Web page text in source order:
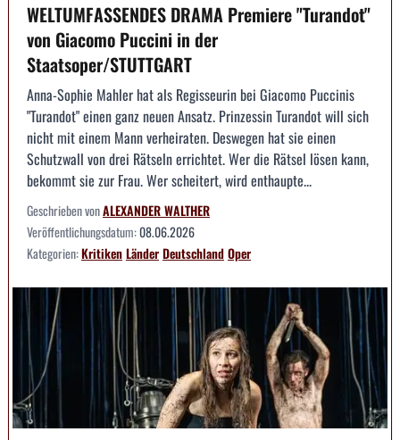
WELTUMFASSENDES DRAMA Premiere "Turandot"
von Giacomo Puccini in der
Staatsoper/STUTTGART
Anna-Sophie Mahler hat als Regisseurin bei Giacomo Puccinis
"Turandot" einen ganz neuen Ansatz. Prinzessin Turandot will sich
nicht mit einem Mann verheiraten. Deswegen hat sie einen
Schutzwall von drei Rätseln errichtet. Wer die Rätsel lösen kann,
bekommt sie zur Frau. Wer scheitert, wird enthaupte...
Geschrieben vonALEXANDER WALTHER
Veröffentlichungsdatum:08.06.2026
Kategorien:KritikenLänderDeutschlandOper